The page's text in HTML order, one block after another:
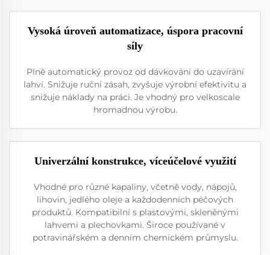
Vysoká úroveň automatizace, úspora pracovní
síly
Plně automatický provoz od dávkování do uzavírání
lahví. Snižuje ruční zásah, zvyšuje výrobní efektivitu a
snižuje náklady na práci. Je vhodný pro velkoscale
hromadnou výrobu.
Univerzální konstrukce, víceúčelové využití
Vhodné pro různé kapaliny, včetně vody, nápojů,
lihovin, jedlého oleje a každodenních péčových
produktů. Kompatibilní s plastovými, skleněnými
lahvemi a plechovkami. Široce používané v
potravinářském a denním chemickém průmyslu.